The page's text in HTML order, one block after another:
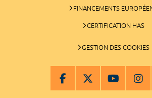
FINANCEMENTS
CERTIFICATION HAS
GESTION DES COOKIES